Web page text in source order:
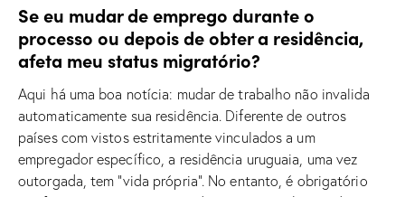
Se eu mudar de emprego durante o
processo ou depois de obter a residência,
afeta meu status migratório?
Aqui há uma boa notícia: mudar de trabalho não invalida
automaticamente sua residência. Diferente de outros
países com vistos estritamente vinculados a um
empregador específico, a residência uruguaia, uma vez
outorgada, tem “vida própria”. No entanto, é obrigatório